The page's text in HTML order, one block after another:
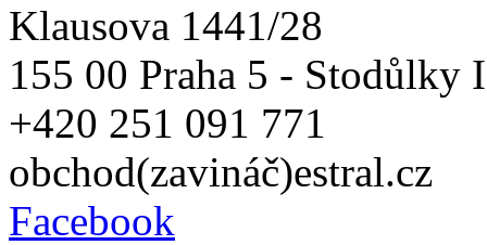
Klausova 1441/28
155 00 Praha 5 - Stodůlky
+420 251 091 771
obchod(zavináč)estral.cz
Facebook